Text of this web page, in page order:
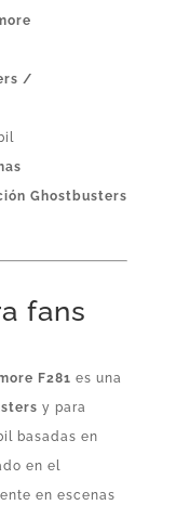
/
Ghostbusters
fans
F281 es una
y para
basadas en
en el
en escenas